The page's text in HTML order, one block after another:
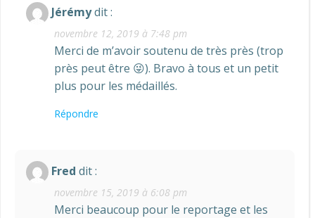
Jérémydit :
novembre 12, 2019 à 7:48 pm
Merci de m’avoir soutenu de très près (trop
près peut être 😜). Bravo à tous et un petit
plus pour les médaillés.
Répondre
Fred dit :
novembre 15, 2019 à 6:08 pm
Merci beaucoup pour le reportage et les